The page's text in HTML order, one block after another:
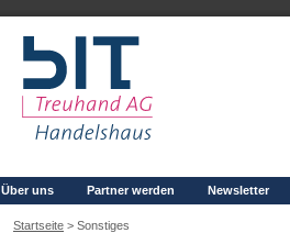
Über uns Partner werden Newsletter
Startseite > Sonstiges